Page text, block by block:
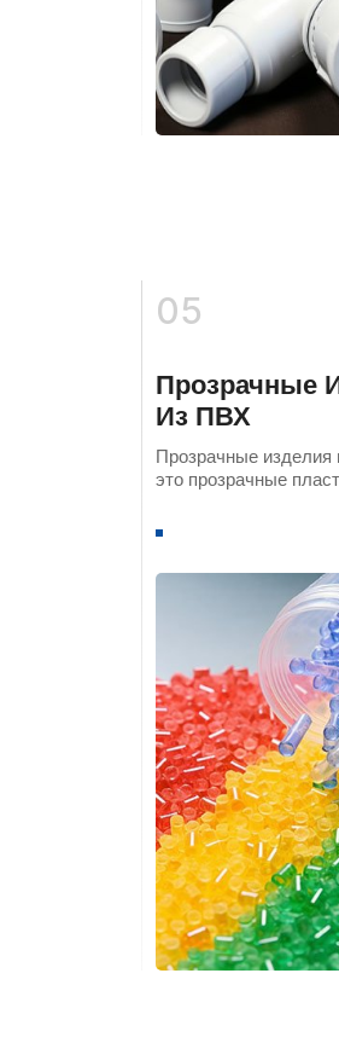
05
Прозрачные
Из ПВХ
Прозрачные изделия
это прозрачные
смолы ПВХ.